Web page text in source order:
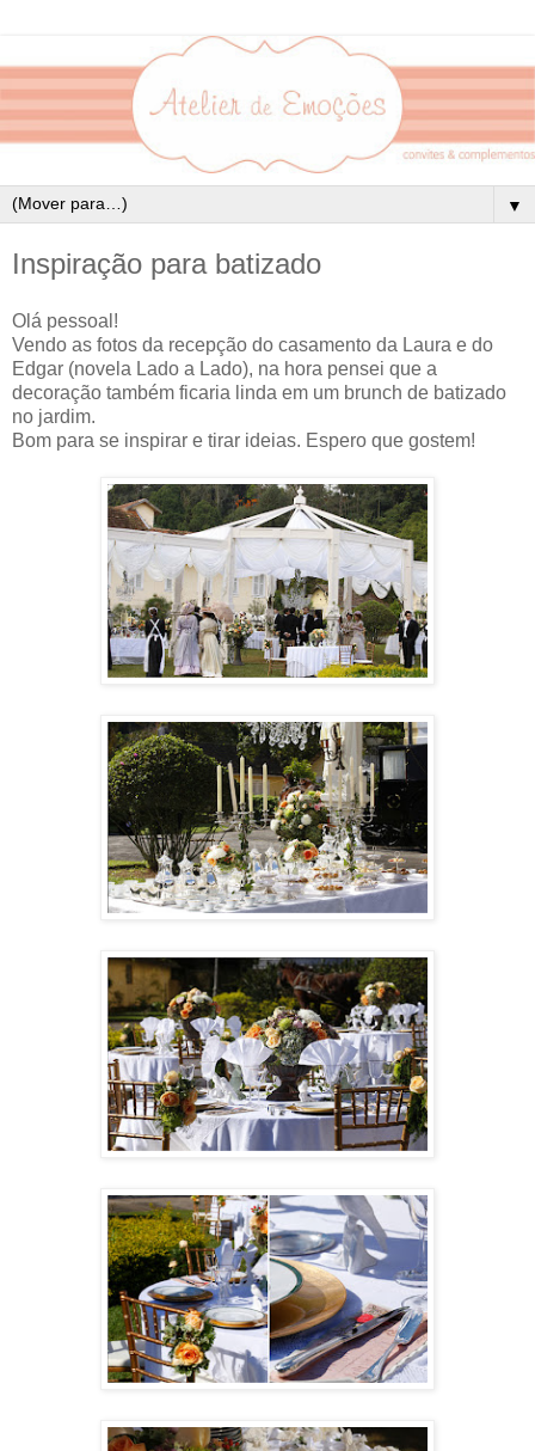
▼
Inspiração para batizado
Olá pessoal!
Vendo as fotos da recepção do casamento da Laura e do
Edgar (novela Lado a Lado), na hora pensei que a
decoração também ficaria linda em um brunch de batizado
no jardim.
Bom para se inspirar e tirar ideias. Espero que gostem!